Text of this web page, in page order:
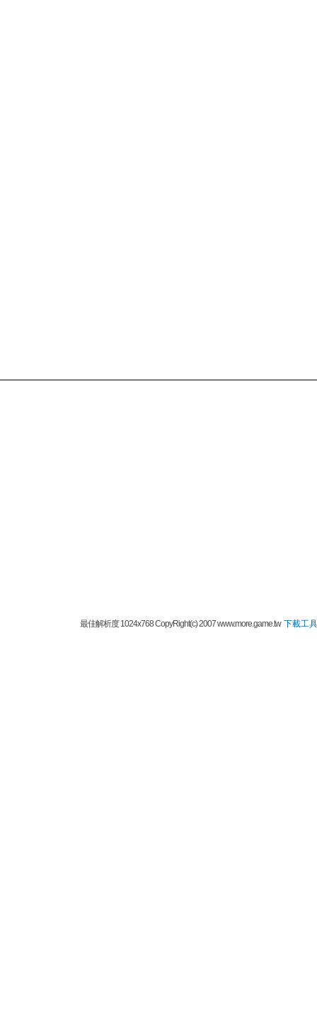
最佳解析度 1024x768 CopyRight(c) 2007 www.more.game.tw下載工